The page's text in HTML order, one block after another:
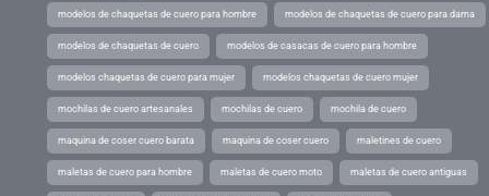
modelos de chaquetas de cuero para hombre modelos de chaquetas de cuero para dama
modelos de chaquetas de cuero modelos de casacas de cuero para hombre
modelos chaquetas de cuero para mujer modelos chaquetas de cuero mujer
mochilas de cuero artesanales mochilas de cuero mochila de cuero
maquina de coser cuero barata maquina de coser cuero maletines de cuero
maletas de cuero para hombre maletas de cuero moto maletas de cuero antiguas